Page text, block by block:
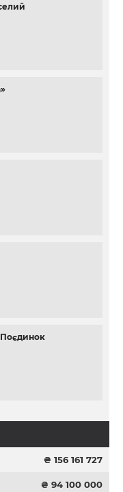
Поєдинок
₴ 156 161 727
₴ 94 100 000